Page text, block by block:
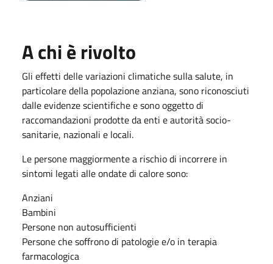
A chi è rivolto
Gli effetti delle variazioni climatiche sulla salute, in
particolare della popolazione anziana, sono riconosciuti
dalle evidenze scientifiche e sono oggetto di
raccomandazioni prodotte da enti e autorità socio-
sanitarie, nazionali e locali.
Le persone maggiormente a rischio di incorrere in
sintomi legati alle ondate di calore sono:
Anziani
Bambini
Persone non autosufficienti
Persone che soffrono di patologie e/o in terapia
farmacologica